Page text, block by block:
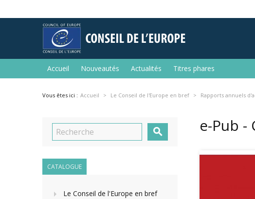
Accueil Nouveautés Actualités Titres phares
Vous êtes ici : Accueil Le Conseil de l'Europe en bref Rapports annuels

CATALOGUE
Le Conseil de l'Europe en bref
e-Pub -